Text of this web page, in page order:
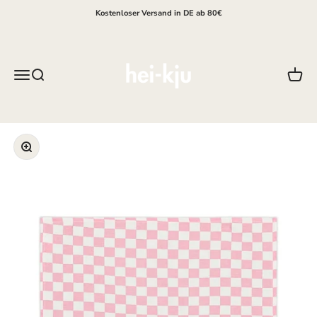
Kostenloser Versand in DE ab 80€
MenüSuche
Bild vergrößern